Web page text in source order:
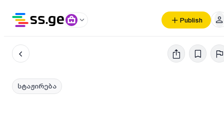
Publish
სტაჟირება